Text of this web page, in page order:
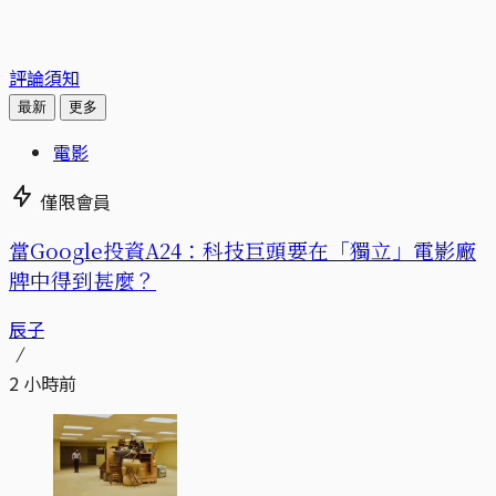
評論須知
最新 更多
電影
僅限會員
當Google投資A24：科技巨頭要在「獨立」電影廠
牌中得到甚麼？
辰子
2 小時前